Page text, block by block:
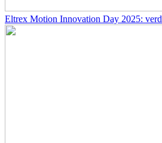
Eltrex Motion Innovation Day 2025: